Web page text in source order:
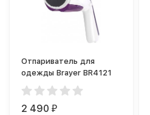
Отпариватель для
одежды Brayer BR4121
2 490₽